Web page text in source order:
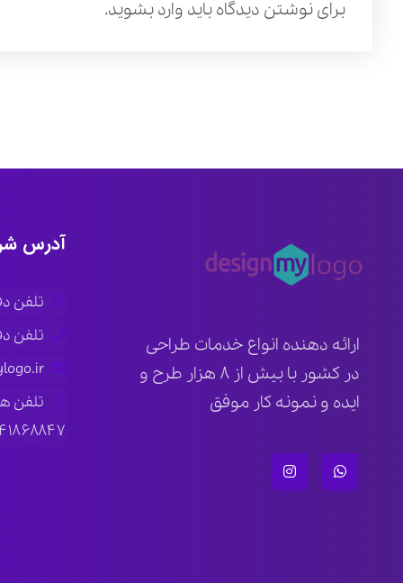
برای نوشتن دیدگاه باید وارد بشوید.
ارائه دهنده انواع خدمات طراحی
در کشور با بیش از ۸ هزار طرح و
ایده و نمونه کار موفق
آدرس
تلفن دفتر
تلفن دفتر
تلفن